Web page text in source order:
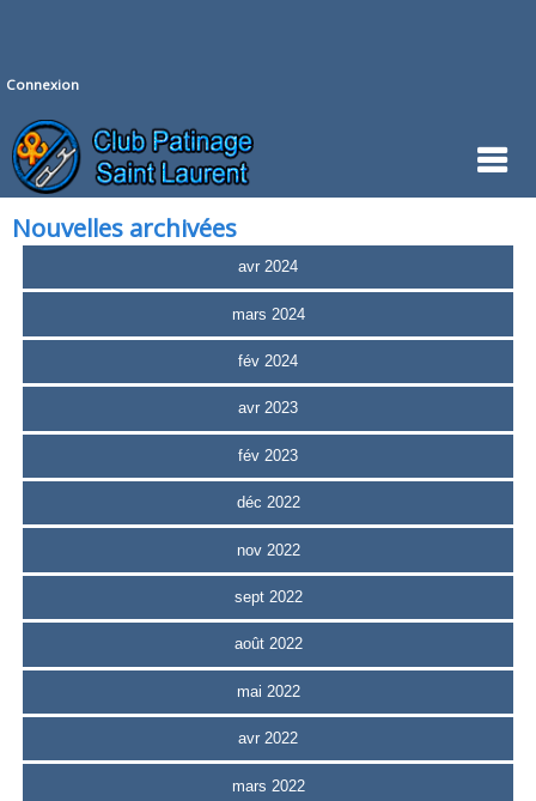
Connexion
Nouvelles archivées
avr 2024
mars 2024
fév 2024
avr 2023
fév 2023
déc 2022
nov 2022
sept 2022
août 2022
mai 2022
avr 2022
mars 2022